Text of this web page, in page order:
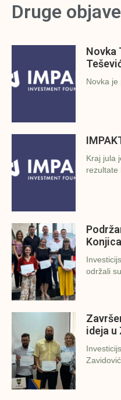
Druge
Novka
Novka je
Kraj jula
rezultate
Konjica
održali
ideja u